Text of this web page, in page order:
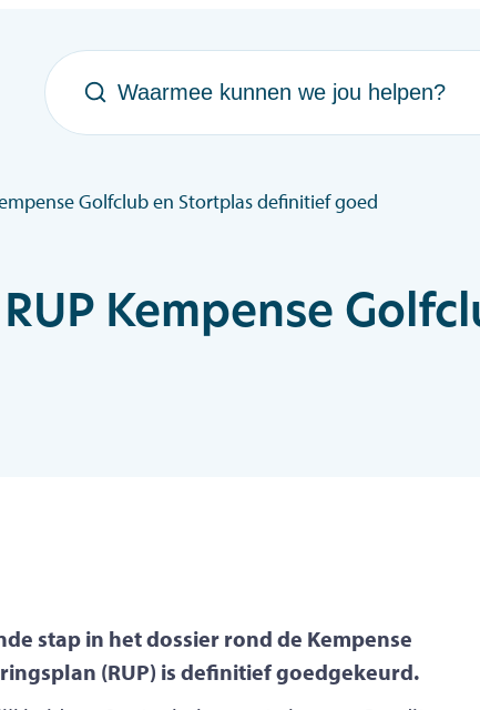
Waarmee kunnen we jou helpen?
Golfclub en Stortplas definitief goed
Kempense
stap in het dossier rond de Kempense
(RUP) is definitief goedgekeurd.